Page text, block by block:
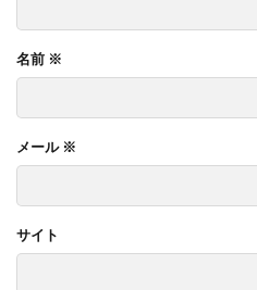
名前 ※
メール ※
サイト